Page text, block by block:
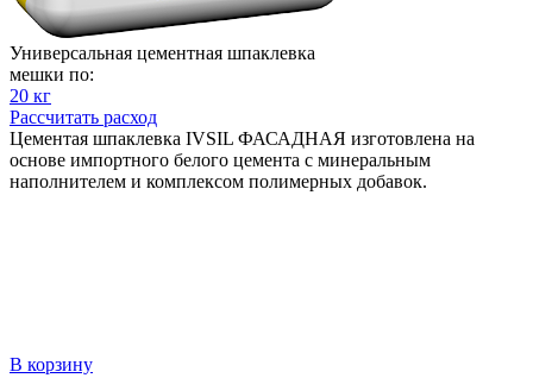
Универсальная цементная шпаклевка
мешки по:
20 кг
Рассчитать расход
Цементая шпаклевка IVSIL ФАСАДНАЯ изготовлена на
основе импортного белого цемента с минеральным
наполнителем и комплексом полимерных добавок.
В корзину